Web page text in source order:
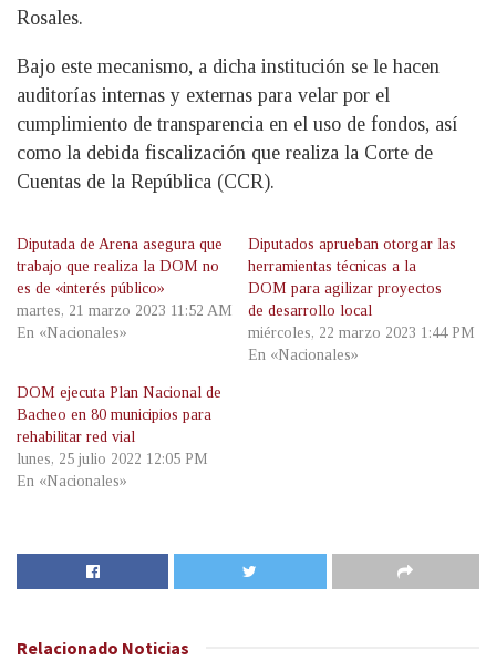
Rosales.
Bajo este mecanismo, a dicha institución se le hacen
auditorías internas y externas para velar por el
cumplimiento de transparencia en el uso de fondos, así
como la debida fiscalización que realiza la Corte de
Cuentas de la República (CCR).
Diputada de Arena asegura que
trabajo que realiza la DOM no
es de «interés público»
martes, 21 marzo 2023 11:52 AM
En «Nacionales»
Diputados aprueban otorgar las
herramientas técnicas a la
DOM para agilizar proyectos
de desarrollo local
miércoles, 22 marzo 2023 1:44 PM
En «Nacionales»
DOM ejecuta Plan Nacional de
Bacheo en 80 municipios para
rehabilitar red vial
lunes, 25 julio 2022 12:05 PM
En «Nacionales»
Relacionado Noticias